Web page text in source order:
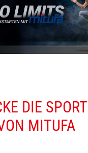
DIE
MITUFA